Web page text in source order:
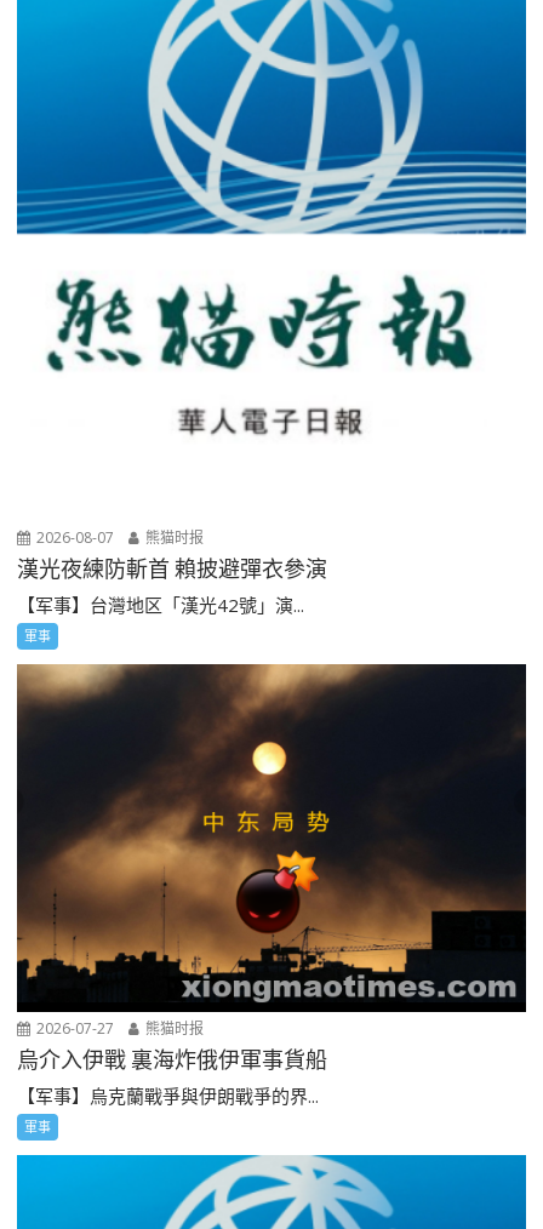
2026-08-07 熊猫时报
漢光夜練防斬首 賴披避彈衣參演
【军事】台灣地区「漢光42號」演...
軍事
2026-07-27 熊猫时报
烏介入伊戰 裏海炸俄伊軍事貨船
【军事】烏克蘭戰爭與伊朗戰爭的界...
軍事